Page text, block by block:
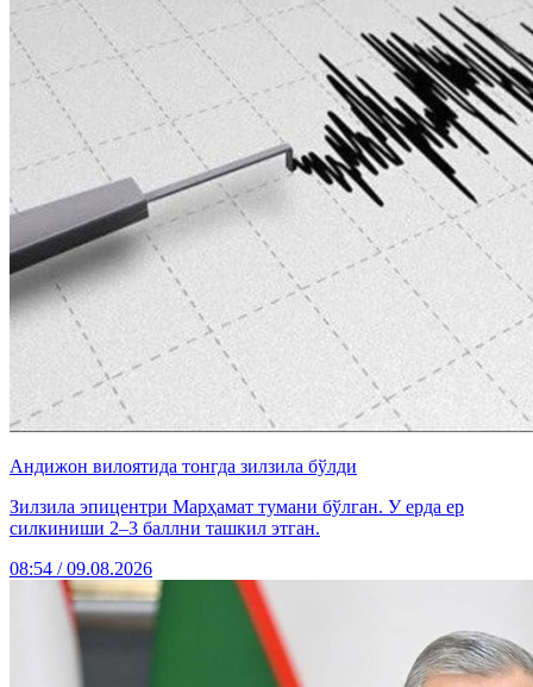
Андижон вилоятида тонгда зилзила бўлди
Зилзила эпицентри Марҳамат тумани бўлган. У ерда ер
силкиниши 2–3 баллни ташкил этган.
08:54 / 09.08.2026